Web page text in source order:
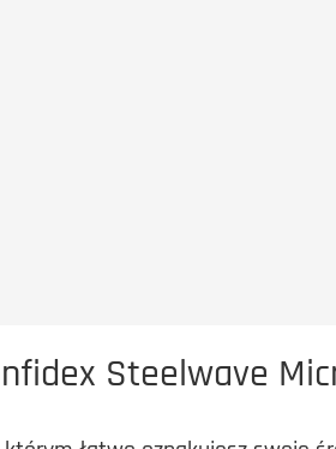
Steelwave